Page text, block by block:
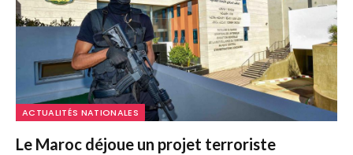
ACTUALITÉS NATIONALES
Le Maroc déjoue un projet terroriste